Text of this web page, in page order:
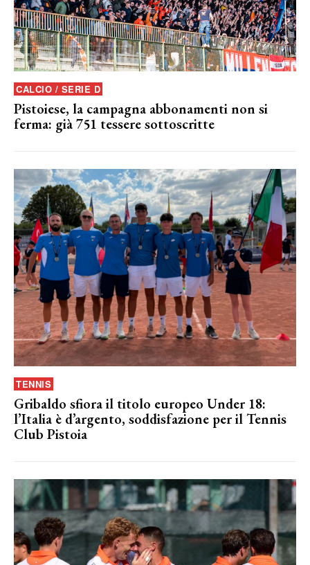
CALCIO / SERIE D
Pistoiese, la campagna abbonamenti non si
ferma: già 751 tessere sottoscritte
TENNIS
Gribaldo sfiora il titolo europeo Under 18:
l’Italia è d’argento, soddisfazione per il Tennis
Club Pistoia